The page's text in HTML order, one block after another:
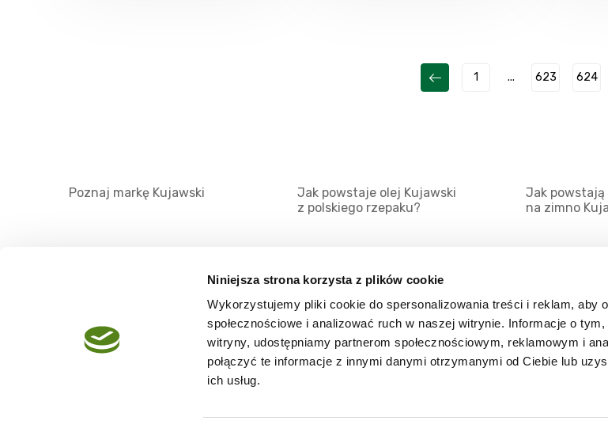
Niniejsza strona korzysta z plików cookie
Wykorzystujemy pliki cookie do spersonalizowania treści i reklam, aby
społecznościowe i analizować ruch w naszej witrynie. Informacje o
witryny, udostępniamy partnerom społecznościowym, reklamowym i
połączyć te informacje z innymi danymi otrzymanymi od Ciebie lub
ich usług.
1 ... 623 624
Poznaj markę Kujawski
Jak powstaje olej Kujawski
z polskiego rzepaku?
Jak powstają
na zimno
Regulamin
Mapa serwisu
Kanały RSS
Porady